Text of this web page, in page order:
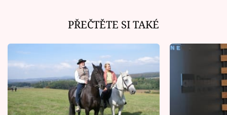
PŘEČTĚTE SI TAKÉ